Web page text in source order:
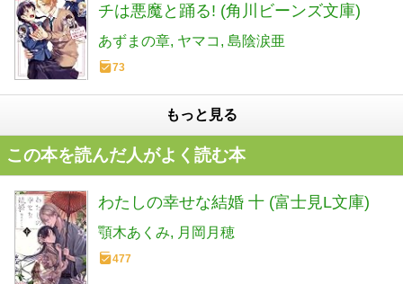
チは悪魔と踊る! (角川ビーンズ文庫)
あずまの章 ヤマコ 島陰涙亜
73
もっと見る
この本を読んだ人がよく読む本
わたしの幸せな結婚 十 (富士見L文庫)
顎木あくみ 月岡月穂
477